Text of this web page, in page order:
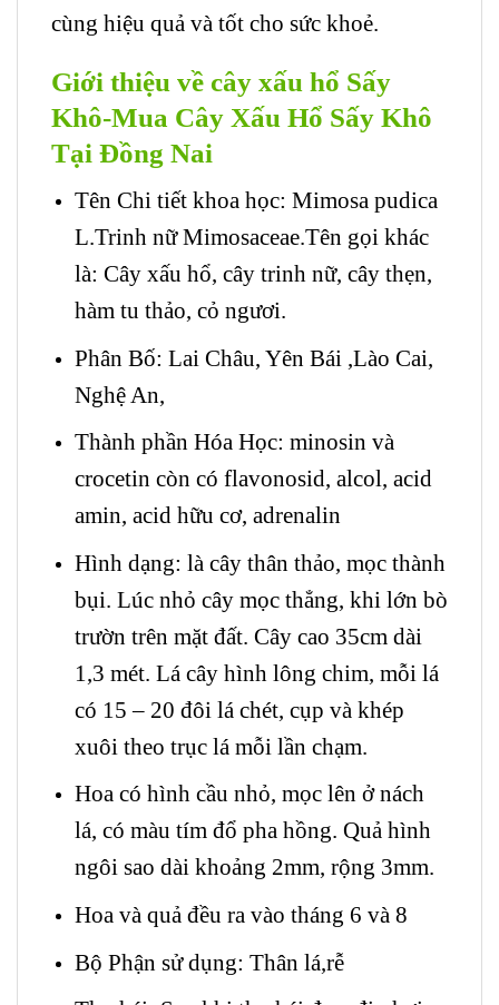
cùng hiệu quả và tốt cho sức khoẻ.
Giới thiệu về cây xấu hổ Sấy
Khô-Mua Cây Xấu Hổ Sấy Khô
Tại Đồng Nai
Tên Chi tiết khoa học: Mimosa pudica
L.Trinh nữ Mimosaceae.Tên gọi khác
là: Cây xấu hổ, cây trinh nữ, cây thẹn,
hàm tu thảo, cỏ ngươi.
Phân Bố: Lai Châu, Yên Bái ,Lào Cai,
Nghệ An,
Thành phần Hóa Học: minosin và
crocetin còn có flavonosid, alcol, acid
amin, acid hữu cơ, adrenalin
Hình dạng: là cây thân thảo, mọc thành
bụi. Lúc nhỏ cây mọc thẳng, khi lớn bò
trườn trên mặt đất. Cây cao 35cm dài
1,3 mét. Lá cây hình lông chim, mỗi lá
có 15 – 20 đôi lá chét, cụp và khép
xuôi theo trục lá mỗi lần chạm.
Hoa có hình cầu nhỏ, mọc lên ở nách
lá, có màu tím đổ pha hồng. Quả hình
ngôi sao dài khoảng 2mm, rộng 3mm.
Hoa và quả đều ra vào tháng 6 và 8
Bộ Phận sử dụng: Thân lá,rễ